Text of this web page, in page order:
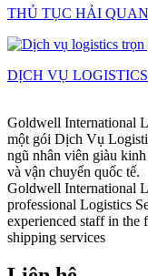
THỦ TỤC HẢI
DỊCH VỤ LOGISTICS
Goldwell International
một gói Dịch Vụ
ngũ nhân viên giàu
và vận chuyển quốc tế.
Goldwell International
professional Logistics
experienced staff in
shipping services